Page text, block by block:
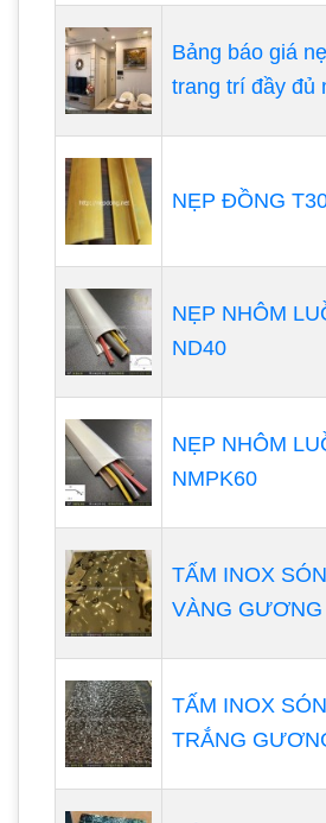
Bảng báo giá
trang trí đầy đủ
NẸP ĐỒNG
NẸP NHÔM
ND40
NẸP NHÔM
NMPK60
TẤM INOX
VÀNG GƯƠNG
TẤM INOX
TRẮNG